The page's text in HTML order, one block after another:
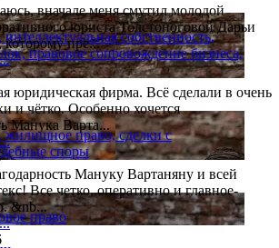
собственность,
правовое сопровождение бизнеса,
жилищное право, сделки с
споры
право
вначале меня смутил молодой
юриста Толстоноговой Дарьи
пре...
юридическая фирма. Всё сделали в очень
и чётко. Особенно хочется
Манука Варта...
Мануку Вартаняну и всей
Все четко, оперативно и главное-
&nb...